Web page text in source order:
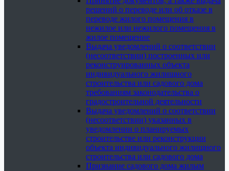
решений о переводе или об отказе в
переводе жилого помещения в
нежилое или нежилого помещения в
жилое помещение
Выдача уведомлений о соответствии
(несоответствии) построенных или
реконструированных объекта
индивидуального жилищного
строительства или садового дома
требованиям законодательства о
градостроительной деятельности
Выдача уведомлений о соответствии
(несоответствии) указанных в
уведомлении о планируемых
строительстве или реконструкции
объекта индивидуального жилищного
строительства или садового дома
Признание садового дома жилым